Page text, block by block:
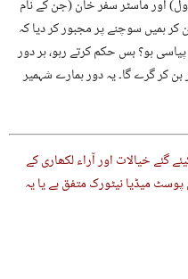
اور ماسٹر سفر خان (جن کے نام
ہمیں سوچنے پر مجبور کر دیا کہ
ہو؟ بس حکم کرتے رہو، ہر دور
کر گرے گا۔ یہ دور ہمارے شہمیر
گئے خیالات اور آراء لکھاری کے
میڈیا نیٹورک متفق ہے یا یہ